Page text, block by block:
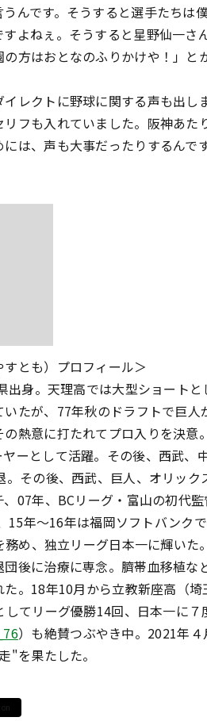
んです。そうすると選手たち
よねぇ。そうすると星野仙一さ
方はおとなのふりかけや！」と
レクトに野球に関する声も出し
フも入れていました。阪神あ
は、声も大事だったりするんです
とも）プロフィール＞
出身。天理高では大型ショート
たが、77年秋のドラフトで巨
熱意に打たれてプロ入りを決
ーとして活躍。その後、西武、
。その後、西武、巨人、オリッ
07年、BCリーグ・富山の初代
15年～16年は福岡ソフトバンク
め、独立リーグ日本一に輝い
後に治療に専念。臍帯血移植
。18年10月から立教新座高（埼
てリーグ優勝14回、日本一に
）も絶賛つぶやき中。2021年
"を果たした。